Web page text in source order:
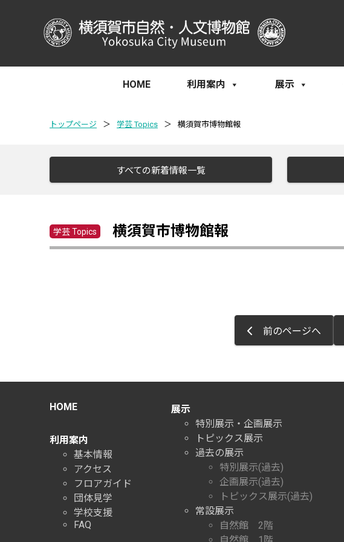
HOME 利用案内 展示
トップページ ＞ 学芸 Topics ＞ 横須賀市博物館報
すべての新着情報一覧
学芸 Topics 横須賀市博物館報
前のページへ
HOME
利用案内
基本情報
アクセス
フロアガイド
団体見学
学校支援
FAQ
展示
特別展示・企画展示
トピックス展示
過去の展示
特別展示(過去)
企画展示(過去)
トピックス展示(過去)
常設展示
自然館 2階